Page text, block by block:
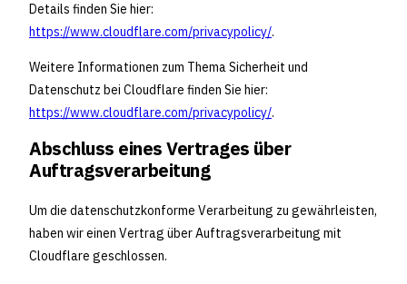
Details finden Sie hier:
https://www.cloudflare.com/privacypolicy/.
Weitere Informationen zum Thema Sicherheit und
Datenschutz bei Cloudflare finden Sie hier:
https://www.cloudflare.com/privacypolicy/.
Abschluss eines Vertrages über
Auftragsverarbeitung
Um die datenschutzkonforme Verarbeitung zu gewährleisten,
haben wir einen Vertrag über Auftragsverarbeitung mit
Cloudflare geschlossen.